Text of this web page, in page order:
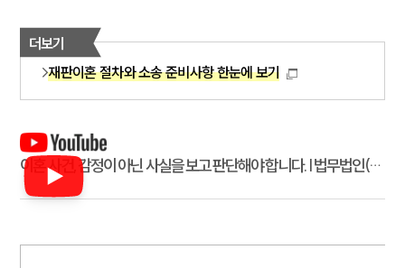
더보기
재판이혼 절차와 소송 준비사항 한눈에 보기
이혼 사건, 감정이 아닌 사실을 보고 판단해야 합니다. | 법무법인(유
한) 대륜 장아람 변호사